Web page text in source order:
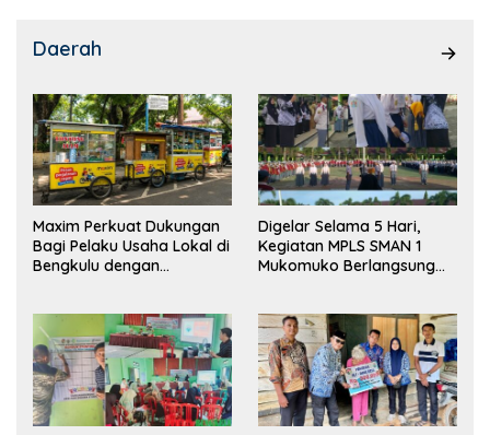
Daerah
Maxim Perkuat Dukungan
Bagi Pelaku Usaha Lokal di
Bengkulu dengan
Pasar
Digelar Selama 5 Hari,
Kegiatan MPLS SMAN 1
Mukomuko Berlangsung